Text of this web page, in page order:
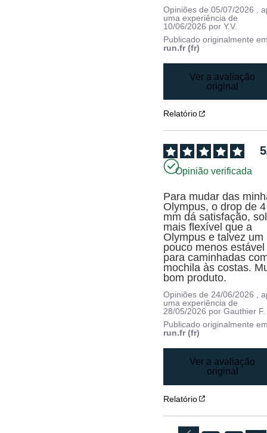
Opiniões de05/07/2026
,
uma experiência de
10/06/2026 porY.V.
Publicado originalmente
run.fr (fr)
Ver a avaliação
original
Relatório
5
Opinião verificada
Para mudar das
Olympus, o drop de 4
mm dá satisfação,
mais flexível que a
Olympus e talvez um
pouco menos estável
para caminhadas
mochila às costas.
bom produto.
Opiniões de24/06/2026 ,
uma experiência de
28/05/2026 porGauthier F.
Publicado originalmente
run.fr (fr)
Ver a avaliação
original
Relatório